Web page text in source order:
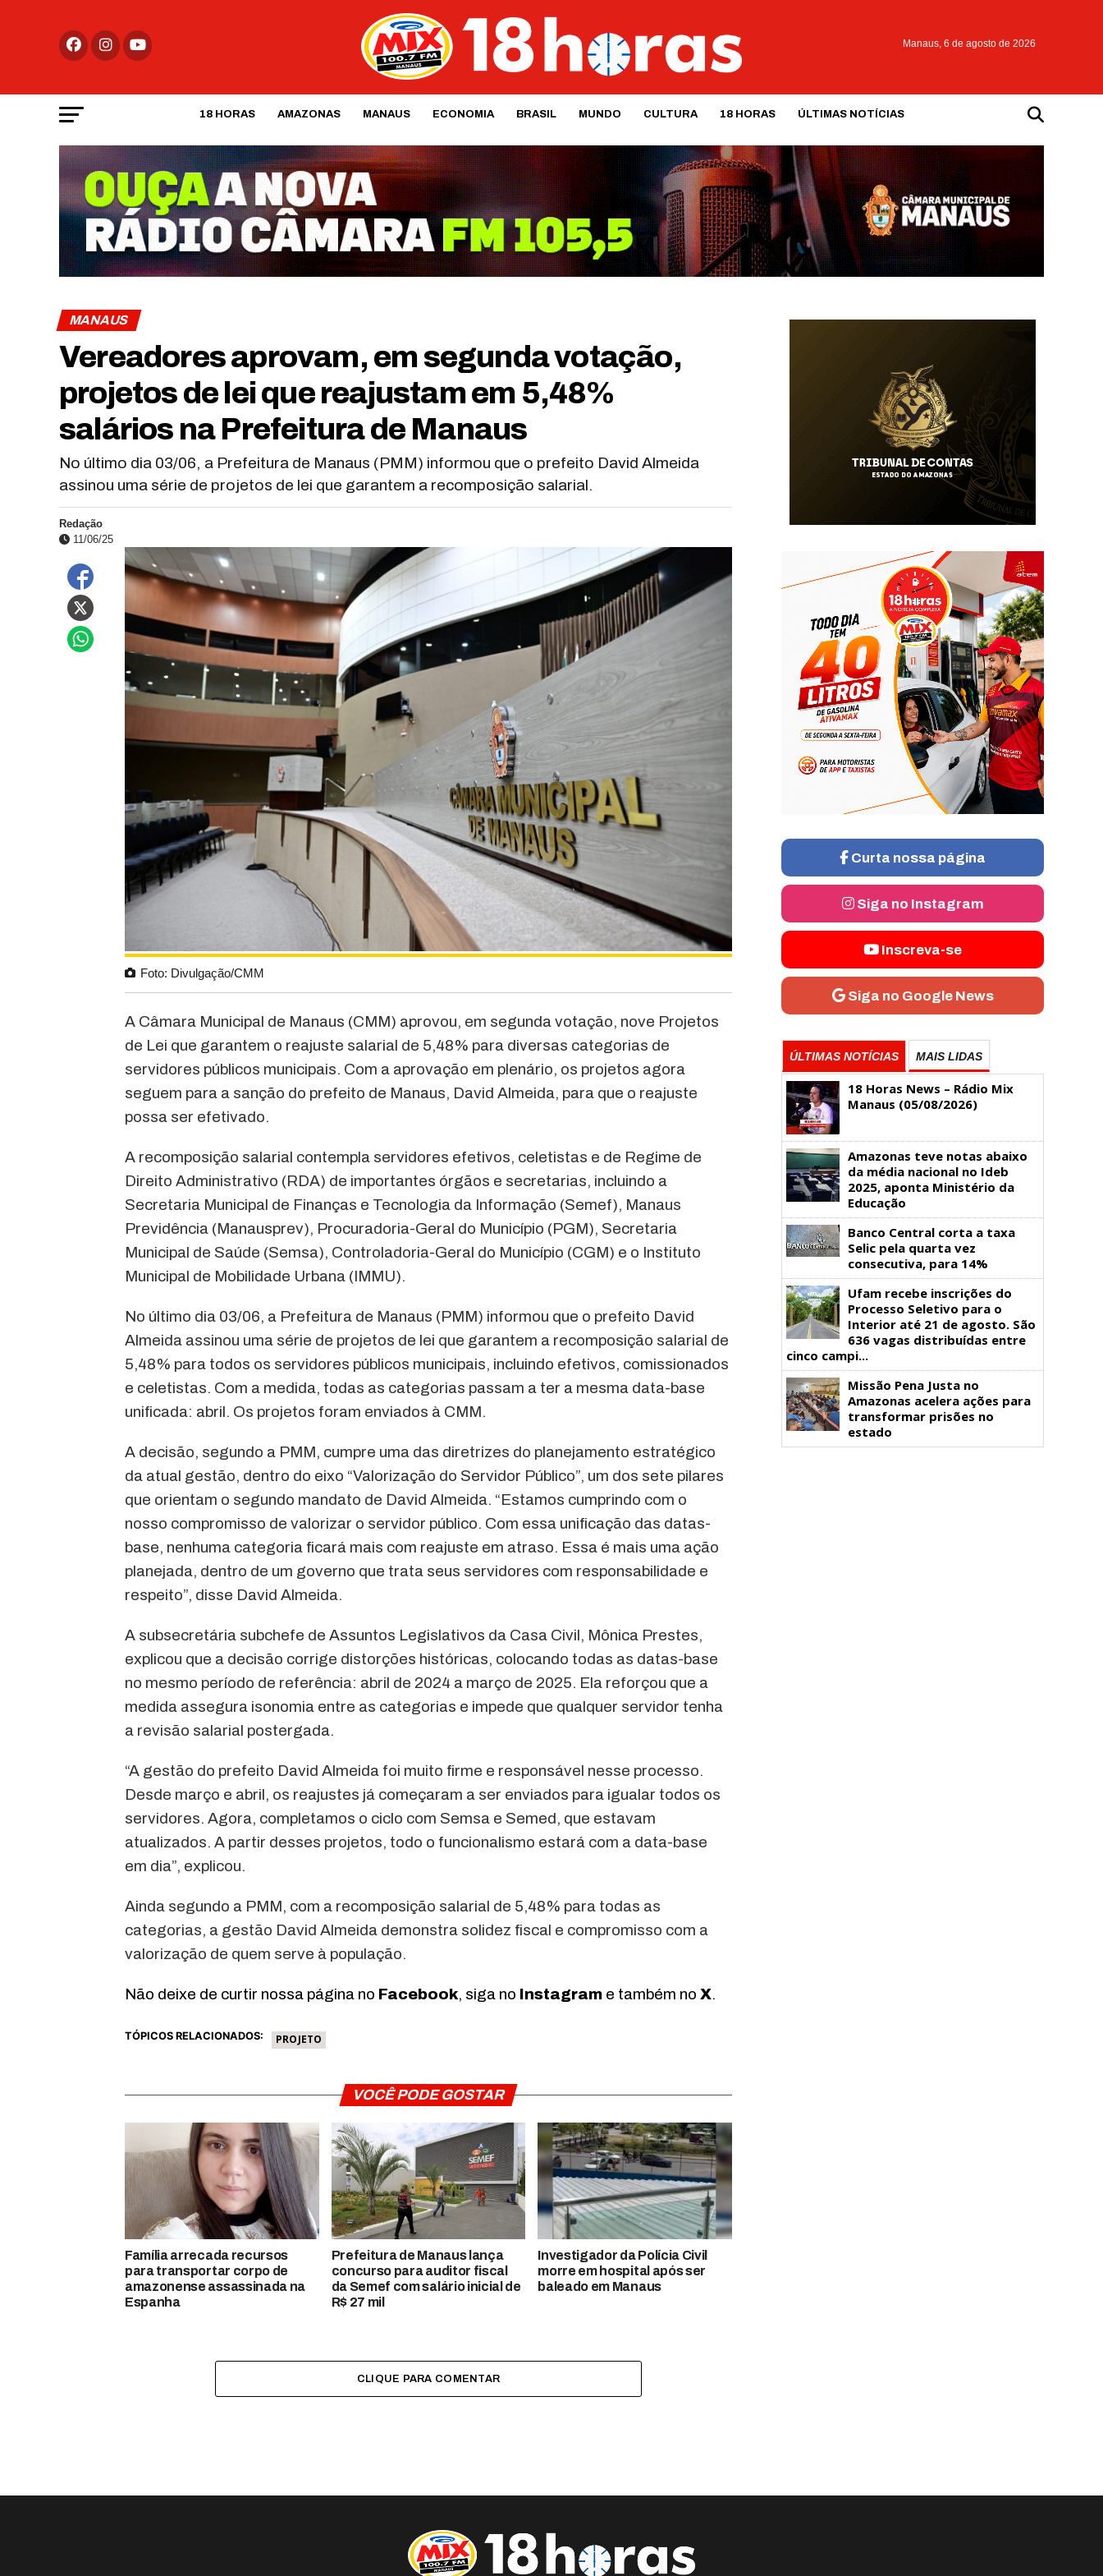
Manaus, 6 de agosto de 2026
18 HORAS AMAZONAS MANAUS ECONOMIA BRASIL MUNDO CULTURA 18 HORAS ÚLTIMAS NOTÍCIAS
MANAUS
Vereadores aprovam, em segunda votação,
projetos de lei que reajustam em 5,48%
salários na Prefeitura de Manaus
No último dia 03/06, a Prefeitura de Manaus (PMM) informou que o prefeito David Almeida
assinou uma série de projetos de lei que garantem a recomposição salarial.
Redação
11/06/25
Foto: Divulgação/CMM
A Câmara Municipal de Manaus (CMM) aprovou, em segunda votação, nove Projetos
de Lei que garantem o reajuste salarial de 5,48% para diversas categorias de
servidores públicos municipais. Com a aprovação em plenário, os projetos agora
seguem para a sanção do prefeito de Manaus, David Almeida, para que o reajuste
possa ser efetivado.
A recomposição salarial contempla servidores efetivos, celetistas e de Regime de
Direito Administrativo (RDA) de importantes órgãos e secretarias, incluindo a
Secretaria Municipal de Finanças e Tecnologia da Informação (Semef), Manaus
Previdência (Manausprev), Procuradoria-Geral do Município (PGM), Secretaria
Municipal de Saúde (Semsa), Controladoria-Geral do Município (CGM) e o Instituto
Municipal de Mobilidade Urbana (IMMU).
No último dia 03/06, a Prefeitura de Manaus (PMM) informou que o prefeito David
Almeida assinou uma série de projetos de lei que garantem a recomposição salarial de
5,48% para todos os servidores públicos municipais, incluindo efetivos, comissionados
e celetistas. Com a medida, todas as categorias passam a ter a mesma data-base
unificada: abril. Os projetos foram enviados à CMM.
A decisão, segundo a PMM, cumpre uma das diretrizes do planejamento estratégico
da atual gestão, dentro do eixo “Valorização do Servidor Público”, um dos sete pilares
que orientam o segundo mandato de David Almeida. “Estamos cumprindo com o
nosso compromisso de valorizar o servidor público. Com essa unificação das datas-
base, nenhuma categoria ficará mais com reajuste em atraso. Essa é mais uma ação
planejada, dentro de um governo que trata seus servidores com responsabilidade e
respeito”, disse David Almeida.
A subsecretária subchefe de Assuntos Legislativos da Casa Civil, Mônica Prestes,
explicou que a decisão corrige distorções históricas, colocando todas as datas-base
no mesmo período de referência: abril de 2024 a março de 2025. Ela reforçou que a
medida assegura isonomia entre as categorias e impede que qualquer servidor tenha
a revisão salarial postergada.
“A gestão do prefeito David Almeida foi muito firme e responsável nesse processo.
Desde março e abril, os reajustes já começaram a ser enviados para igualar todos os
servidores. Agora, completamos o ciclo com Semsa e Semed, que estavam
atualizados. A partir desses projetos, todo o funcionalismo estará com a data-base
em dia”, explicou.
Ainda segundo a PMM, com a recomposição salarial de 5,48% para todas as
categorias, a gestão David Almeida demonstra solidez fiscal e compromisso com a
valorização de quem serve à população.
Não deixe de curtir nossa página no Facebook, siga no Instagram e também no X.
TÓPICOS RELACIONADOS: PROJETO
VOCÊ PODE GOSTAR
Família arrecada recursos
para transportar corpo de
amazonense assassinada na
Espanha
Prefeitura de Manaus lança
concurso para auditor fiscal
da Semef com salário inicial de
R$ 27 mil
Investigador da Polícia Civil
morre em hospital após ser
baleado em Manaus
CLIQUE PARA COMENTAR
Curta nossa página
Siga no Instagram
Inscreva-se
Siga no Google News
ÚLTIMAS NOTÍCIAS MAIS LIDAS
18 Horas News​​​​​​​​​​​​ – Rádio Mix
Manaus (05/08/2026)
Amazonas teve notas abaixo
da média nacional no Ideb
2025, aponta Ministério da
Educação
Banco Central corta a taxa
Selic pela quarta vez
consecutiva, para 14%
Ufam recebe inscrições do
Processo Seletivo para o
Interior até 21 de agosto. São
636 vagas distribuídas entre
cinco campi...
Missão Pena Justa no
Amazonas acelera ações para
transformar prisões no
estado